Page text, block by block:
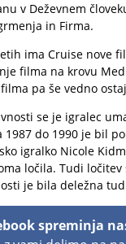
v Deževnem
in Firma.
ima Cruise nove
filma na krovu
pa še vedno
se je igralec
1987 do 1990 je bil
igralko Nicole
ločila. Tudi
je bila deležna
spreminja